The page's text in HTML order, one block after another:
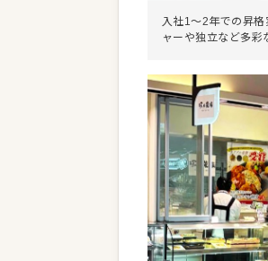
入社1〜2年での昇
ャーや独立など多彩